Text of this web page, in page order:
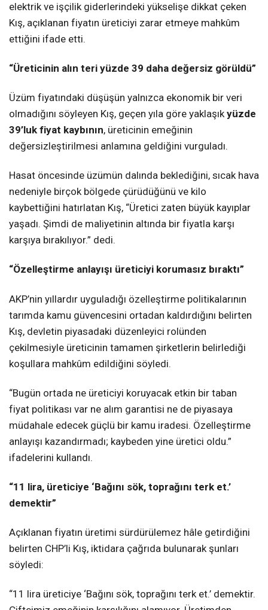
elektrik ve işçilik giderlerindeki yükselişe dikkat çeken
Kış, açıklanan fiyatın üreticiyi zarar etmeye mahkûm
ettiğini ifade etti.
“Üreticinin alın teri yüzde 39 daha değersiz görüldü”
Üzüm fiyatındaki düşüşün yalnızca ekonomik bir veri
olmadığını söyleyen Kış, geçen yıla göre yaklaşıkyüzde
39’luk fiyat kaybının, üreticinin emeğinin
değersizleştirilmesi anlamına geldiğini vurguladı.
Hasat öncesinde üzümün dalında beklediğini, sıcak hava
nedeniyle birçok bölgede çürüdüğünü ve kilo
kaybettiğini hatırlatan Kış, “Üretici zaten büyük kayıplar
yaşadı. Şimdi de maliyetinin altında bir fiyatla karşı
karşıya bırakılıyor.” dedi.
“Özelleştirme anlayışı üreticiyi korumasız bıraktı”
AKP’nin yıllardır uyguladığı özelleştirme politikalarının
tarımda kamu güvencesini ortadan kaldırdığını belirten
Kış, devletin piyasadaki düzenleyici rolünden
çekilmesiyle üreticinin tamamen şirketlerin belirlediği
koşullara mahkûm edildiğini söyledi.
“Bugün ortada ne üreticiyi koruyacak etkin bir taban
fiyat politikası var ne alım garantisi ne de piyasaya
müdahale edecek güçlü bir kamu iradesi. Özelleştirme
anlayışı kazandırmadı; kaybeden yine üretici oldu.”
ifadelerini kullandı.
“11 lira, üreticiye ‘Bağını sök, toprağını terk et.’
demektir”
Açıklanan fiyatın üretimi sürdürülemez hâle getirdiğini
belirten CHP’li Kış, iktidara çağrıda bulunarak şunları
söyledi:
“11 lira üreticiye ‘Bağını sök, toprağını terk et.’ demektir.